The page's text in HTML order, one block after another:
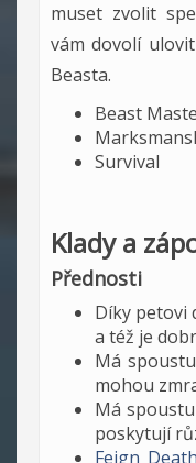
muset zvolit
vám dovolí
Beasta.
Beast
Survival
Klady a
Přednosti
Díky petovi
a též je
Má
mohou
Má
poskytují
Feign Death